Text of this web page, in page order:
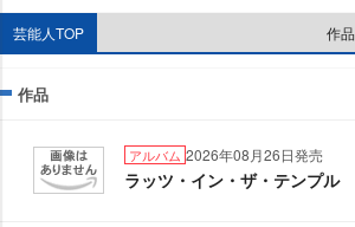
芸能人TOP 作品
作品
アルバム 2026年08月26日発売
ラッツ・イン・ザ・テンプル